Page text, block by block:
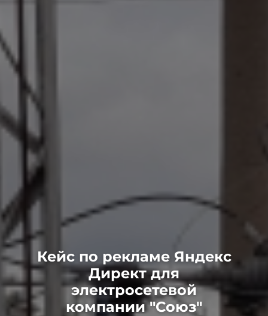
Кейс по рекламе Яндекс
Директ для
электросетевой
компании "Союз"